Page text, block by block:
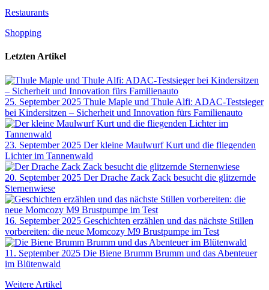
Restaurants
Shopping
Letzten Artikel
25. September 2025 Thule Maple und Thule Alfi: ADAC-Testsieger
bei Kindersitzen – Sicherheit und Innovation fürs Familienauto
23. September 2025 Der kleine Maulwurf Kurt und die fliegenden
Lichter im Tannenwald
20. September 2025 Der Drache Zack Zack besucht die glitzernde
Sternenwiese
16. September 2025 Geschichten erzählen und das nächste Stillen
vorbereiten: die neue Momcozy M9 Brustpumpe im Test
11. September 2025 Die Biene Brumm Brumm und das Abenteuer
im Blütenwald
Weitere Artikel